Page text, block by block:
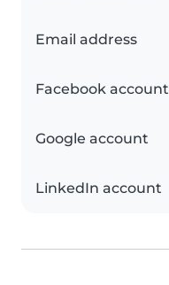
Email address
Facebook account
Google account
LinkedIn account